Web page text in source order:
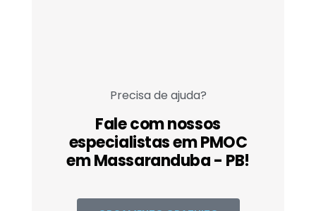
Precisa de ajuda?
Fale com nossos
especialistas em PMOC
em Massaranduba - PB!